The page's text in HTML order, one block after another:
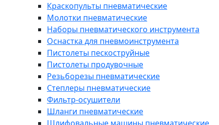
Краскопульты пневматические
Молотки пневматические
Наборы пневматического инструмента
Оснастка для пневмоинструмента
Пистолеты пескоструйные
Пистолеты продувочные
Резьборезы пневматические
Степлеры пневматические
Фильтр-осушители
Шланги пневматические